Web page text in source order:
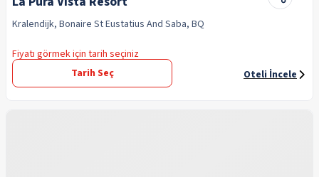
Kralendijk, Bonaire St Eustatius And Saba, BQ
Fiyatı görmek için tarih seçiniz
Tarih Seç
Oteli İncele